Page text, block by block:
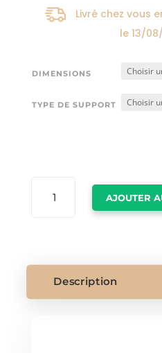
Livré chez vous
le 13/
DIMENSIONS
TYPE DE SUPPORT
AJOUTER
Description